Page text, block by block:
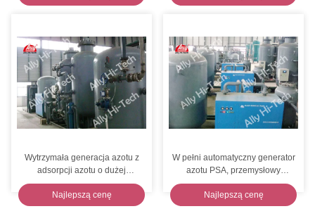
Wytrzymała generacja azotu z
adsorpcji azotu o dużej
wytrzymałości na PSA
Najlepszą cenę
W pełni automatyczny generator
azotu PSA, przemysłowy
generator azotu
Najlepszą cenę